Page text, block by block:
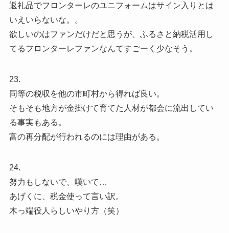
返礼品でフロンターレのユニフォームはサイン入りとは
いえいらないな。。
欲しいのはファンだけだと思うが、ふるさと納税活用し
てるフロンターレファンなんてすごーく少なそう。
23.
同等の税収を他の市町村から得れば良い。
そもそも地方が金掛けて育てた人材が都会に流出してい
る事実もある。
富の再分配が行われるのには理由がある。
24.
努力もしないで、嘆いて…
あげくに、税金使って言い訳。
木っ端役人らしいやり方（笑）